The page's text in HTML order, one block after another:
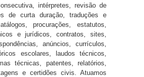
intérpretes, revisão de
de curta duração, traduções e
procurações, estatutos,
e jurídicos, contratos, sites,
anúncios, currículos,
escolares, laudos técnicos,
técnicas, patentes, relatórios,
e certidões civis. Atuamos